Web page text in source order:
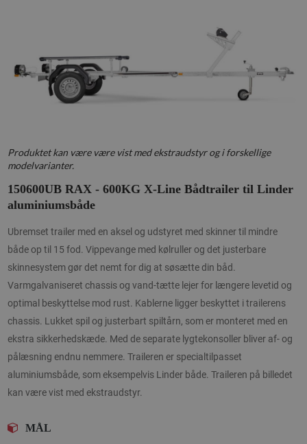
Produktet kan være være vist med ekstraudstyr og i forskellige
modelvarianter.
150600UB RAX - 600KG X-Line Bådtrailer til Linder
aluminiumsbåde
Ubremset trailer med en aksel og udstyret med skinner til mindre
både op til 15 fod. Vippevange med kølruller og det justerbare
skinnesystem gør det nemt for dig at søsætte din båd.
Varmgalvaniseret chassis og vand-tætte lejer for længere levetid og
optimal beskyttelse mod rust. Kablerne ligger beskyttet i trailerens
chassis. Lukket spil og justerbart spiltårn, som er monteret med en
ekstra sikkerhedskæde. Med de separate lygtekonsoller bliver af- og
pålæsning endnu nemmere. Traileren er specialtilpasset
aluminiumsbåde, som eksempelvis Linder både. Traileren på billedet
kan være vist med ekstraudstyr.
MÅL